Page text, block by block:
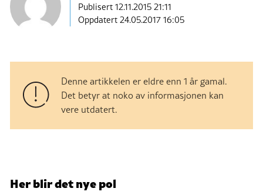
Publisert12.11.2015 21:11
Oppdatert 24.05.2017 16:05
Denne artikkelen er eldre enn 1 år gamal.
Det betyr at noko av informasjonen kan
vere utdatert.
Her blir det nye pol